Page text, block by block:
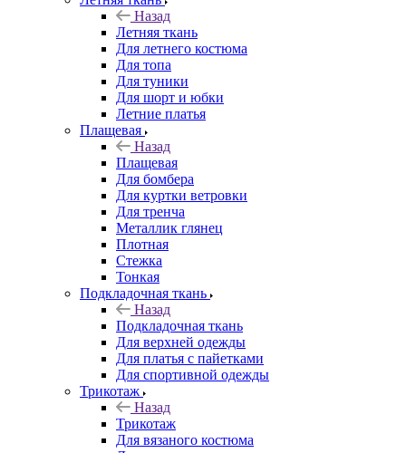
Назад
Летняя ткань
Для летнего костюма
Для топа
Для туники
Для шорт и юбки
Летние платья
Плащевая
Назад
Плащевая
Для бомбера
Для куртки ветровки
Для тренча
Металлик глянец
Плотная
Стежка
Тонкая
Подкладочная ткань
Назад
Подкладочная ткань
Для верхней одежды
Для платья с пайетками
Для спортивной одежды
Трикотаж
Назад
Трикотаж
Для вязаного костюма